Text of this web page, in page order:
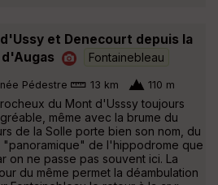
et Denecourt depuis la
Fontainebleau
Pédestre 13 km 110 m
du Mont d'Usssy toujours
même avec la brume du
de la Solle porte bien son nom, du
"panoramique" de l'hippodrome que
on ne passe pas souvent ici. La
du même permet la déambulation